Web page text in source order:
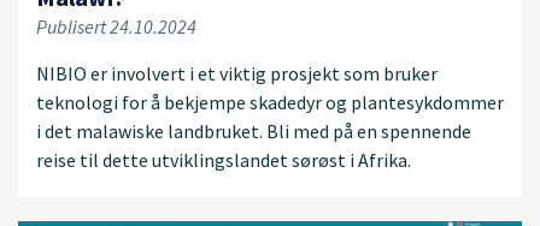
Publisert 24.10.2024
NIBIO er involvert i et viktig prosjekt som bruker
teknologi for å bekjempe skadedyr og plantesykdommer
i det malawiske landbruket. Bli med på en spennende
reise til dette utviklingslandet sørøst i Afrika.